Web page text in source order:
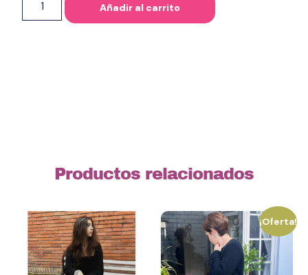
Añadir al carrito
Productos relacionados
¡Oferta!